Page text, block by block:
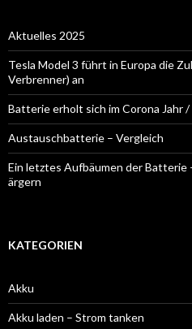
Aktuelles 2025
Tesla Model 3 führt in Europa die
Verbrenner) an
Batterie erholt sich im Corona Jahr
Austauschbatterie – Vergleich
Ein letztes Aufbäumen der Batterie
ärgern
KATEGORIEN
Akku
Akku laden – Strom tanken